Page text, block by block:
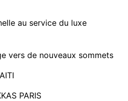
au service du luxe
vers de nouveaux sommets
PARIS